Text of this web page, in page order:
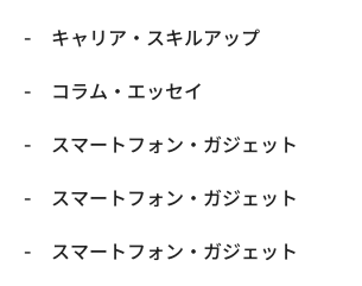
キャリア・スキルアップ
コラム・エッセイ
スマートフォン・ガジェット
スマートフォン・ガジェット
スマートフォン・ガジェット